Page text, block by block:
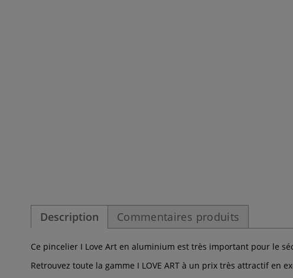
Description Commentaires produits
Ce pincelier I Love Art en aluminium est très important pour le
Retrouvez toute la gamme I LOVE ART à un prix très attractif en